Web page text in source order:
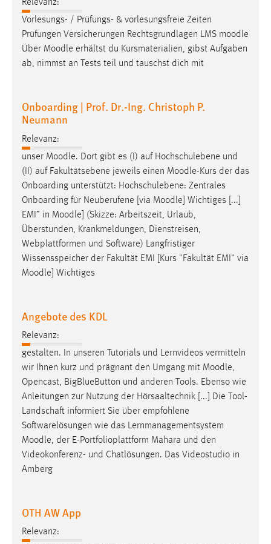
Relevanz:
Vorlesungs- / Prüfungs- & vorlesungsfreie Zeiten
Prüfungen Versicherungen Rechtsgrundlagen LMS moodle
Über Moodle erhältst du Kursmaterialien, gibst Aufgaben
ab, nimmst an Tests teil und tauschst dich mit
Onboarding | Prof. Dr.-Ing. Christoph P.
Neumann
Relevanz:
unser Moodle. Dort gibt es (I) auf Hochschulebene und
(II) auf Fakultätsebene jeweils einen Moodle-Kurs der das
Onboarding unterstützt: Hochschulebene: Zentrales
Onboarding für Neuberufene [via Moodle ] Wichtiges [...]
EMI” in Moodle ] (Skizze: Arbeitszeit, Urlaub,
Überstunden, Krankmeldungen, Dienstreisen,
Webplattformen und Software) Langfristiger
Wissensspeicher der Fakultät EMI [Kurs "Fakultät EMI" via
Moodle ] Wichtiges
Angebote des KDL
Relevanz:
gestalten. In unseren Tutorials und Lernvideos vermitteln
wir Ihnen kurz und prägnant den Umgang mit Moodle,
Opencast, BigBlueButton und anderen Tools. Ebenso wie
Anleitungen zur Nutzung der Hörsaaltechnik [...] Die Tool-
Landschaft informiert Sie über empfohlene
Softwarelösungen wie das Lernmanagementsystem
Moodle, der E-Portfolioplattform Mahara und den
Videokonferenz- und Chatlösungen. Das Videostudio in
Amberg
OTH AW App
Relevanz: